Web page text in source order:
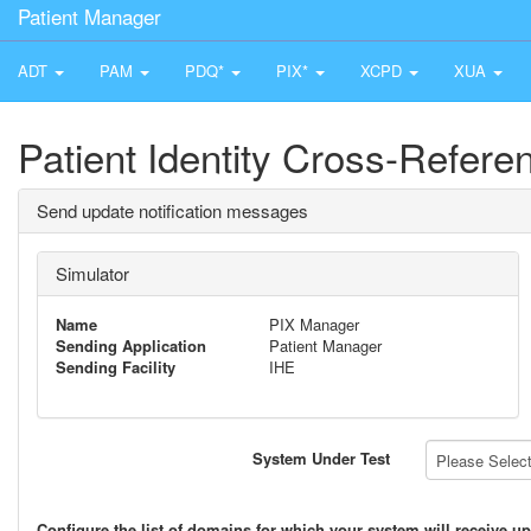
Patient Manager
ADT PAM PDQ* PIX* XCPD XUA
Patient Identity Cross-
Send update notification messages
Simulator
Name
PIX Manager
Sending Application
Patient Manager
Sending Facility
IHE
System Under Test Please